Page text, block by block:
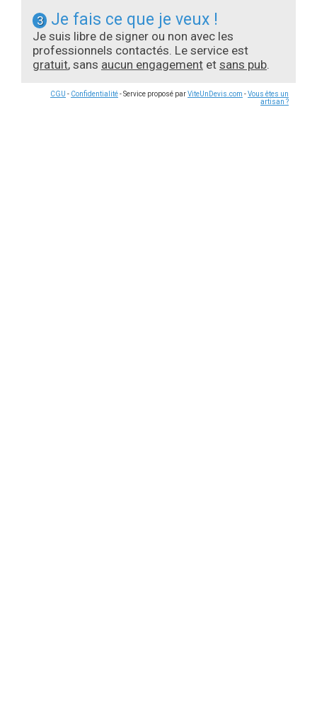
3 Je fais ce que je veux !
Je suis libre de signer ou non avec les
professionnels contactés. Le service est
gratuit, sans aucun engagement et sans pub.
CGU - Confidentialité- Service proposé parViteUnDevis.com -Vous êtes un
artisan ?